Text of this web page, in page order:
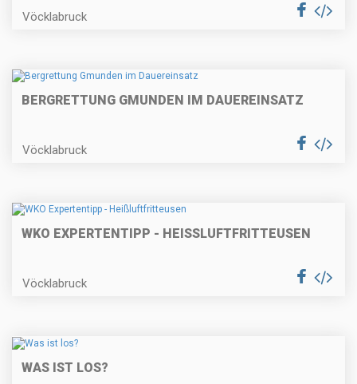
Vöcklabruck
BERGRETTUNG GMUNDEN IM DAUEREINSATZ
Vöcklabruck
WKO EXPERTENTIPP - HEISSLUFTFRITTEUSEN
Vöcklabruck
WAS IST LOS?